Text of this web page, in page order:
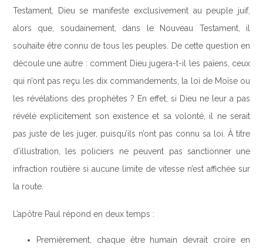
Testament, Dieu se manifeste exclusivement au peuple juif,
alors que, soudainement, dans le Nouveau Testament, il
souhaite être connu de tous les peuples. De cette question en
découle une autre : comment Dieu jugera-t-il les païens, ceux
qui n’ont pas reçu les dix commandements, la loi de Moïse ou
les révélations des prophètes ? En effet, si Dieu ne leur a pas
révélé explicitement son existence et sa volonté, il ne serait
pas juste de les juger, puisqu’ils n’ont pas connu sa loi. À titre
d’illustration, les policiers ne peuvent pas sanctionner une
infraction routière si aucune limite de vitesse n’est affichée sur
la route.
L’apôtre Paul répond en deux temps :
Premièrement, chaque être humain devrait croire en